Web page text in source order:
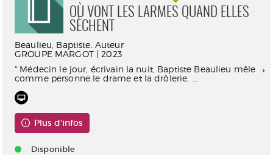
OÙ VONT LES LARMES QUAND ELLES
SÈCHENT
Beaulieu, Baptiste. Auteur
GROUPE MARGOT | 2023
" Médecin le jour, écrivain la nuit, Baptiste Beaulieu mêle
comme personne le drame et la drôlerie. ...
Plus d'infos
Disponible